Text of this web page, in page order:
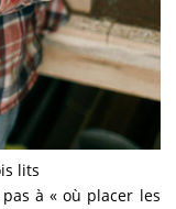
lits
à « où placer les